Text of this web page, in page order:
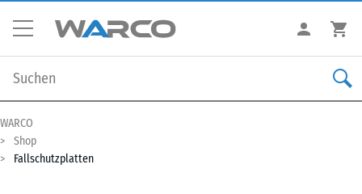
WARCO
Shop
Fallschutzplatten